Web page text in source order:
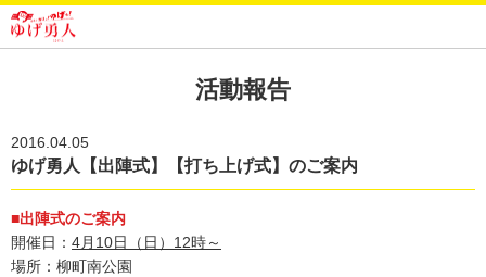
活動報告
2016.04.05
ゆげ勇人【出陣式】【打ち上げ式】のご案内
■出陣式のご案内
開催日： 4月10日（日）12時～
場所：柳町南公園